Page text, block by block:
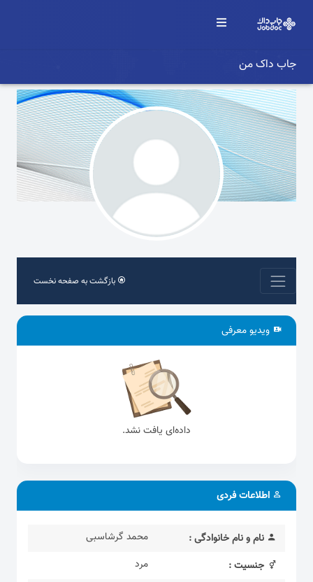
جاب داک من
بازگشت به صفحه نخست
ویدیو معرفی
داده‌ای یافت نشد.
اطلاعات فردی
نام و نام خانوادگی :
محمد گرشاسبی
جنسیت :
مرد